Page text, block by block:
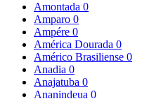
Amontada 0
Amparo 0
Ampére 0
América Dourada 0
Américo Brasiliense 0
Anadia 0
Anajatuba 0
Ananindeua 0